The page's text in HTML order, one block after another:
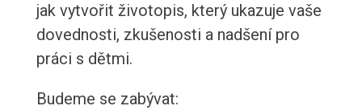
jak vytvořit životopis, který ukazuje vaše
dovednosti, zkušenosti a nadšení pro
práci s dětmi.
Budeme se zabývat: